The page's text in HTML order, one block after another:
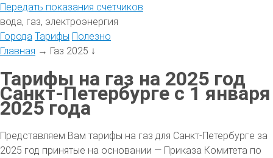
Передать показания счетчиков
вода, газ, электроэнергия
Города Тарифы Полезно
Главная → Газ 2025 ↓
Тарифы на газ на 2025 год
Санкт-Петербурге с 1 января
2025 года
Представляем Вам тарифы на газ для Санкт-Петербурге за
2025 год принятые на основании — Приказа Комитета по